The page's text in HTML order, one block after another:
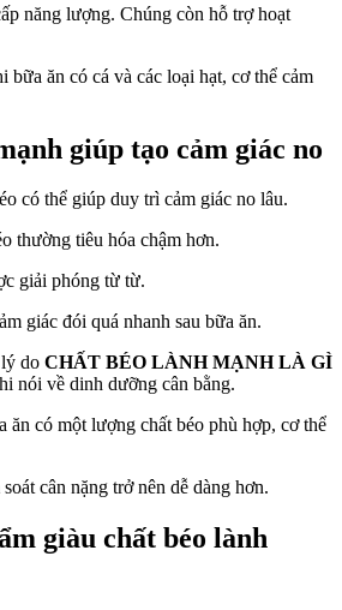
năng lượng. Chúng còn hỗ trợ hoạt
bữa ăn có cá và các loại hạt, cơ thể cảm
giúp tạo cảm giác no
có thể giúp duy trì cảm giác no lâu.
thường tiêu hóa chậm hơn.
giải phóng từ từ.
giác đói quá nhanh sau bữa ăn.
do CHẤT BÉO LÀNH MẠNH LÀ GÌ
nói về dinh dưỡng cân bằng.
ăn có một lượng chất béo phù hợp, cơ thể
cân nặng trở nên dễ dàng hơn.
giàu chất béo lành